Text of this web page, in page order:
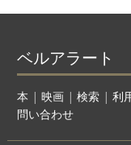
ベルアラート
本 | 映画| 検索| 利
問い合わせ